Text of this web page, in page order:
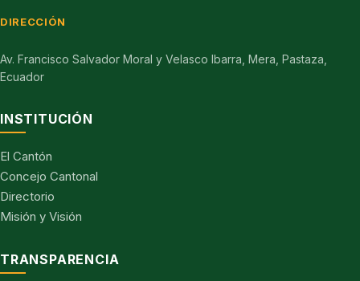
DIRECCIÓN
Av. Francisco Salvador Moral y Velasco Ibarra, Mera, Pastaza,
Ecuador
INSTITUCIÓN
El Cantón
Concejo Cantonal
Directorio
Misión y Visión
TRANSPARENCIA